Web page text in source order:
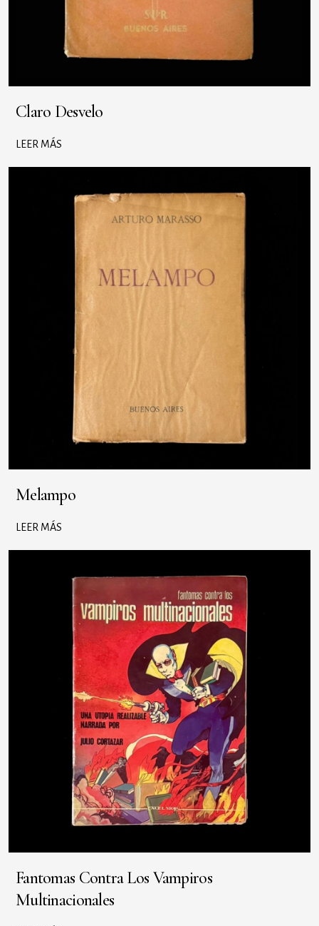
Claro Desvelo
LEER MÁS
Melampo
LEER MÁS
Fantomas Contra Los Vampiros
Multinacionales